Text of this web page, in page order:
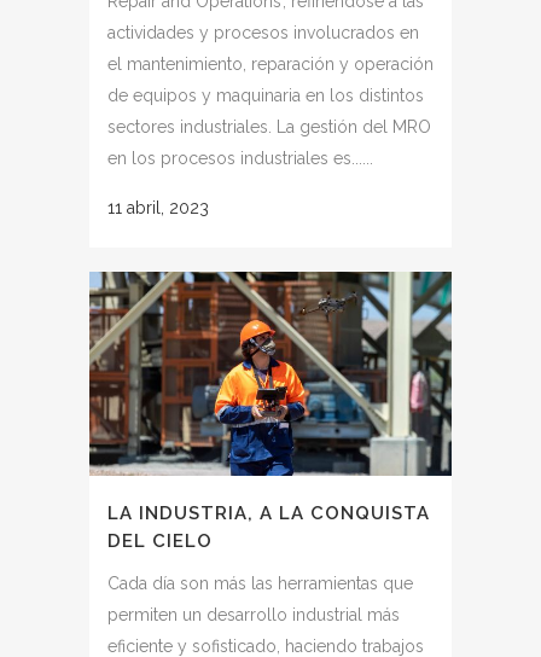
actividades y procesos involucrados en
el mantenimiento, reparación y operación
de equipos y maquinaria en los distintos
sectores industriales. La gestión del MRO
en los procesos industriales es......
11 abril, 2023
LA INDUSTRIA, A LA CONQUISTA
DEL CIELO
Cada día son más las herramientas que
permiten un desarrollo industrial más
eficiente y sofisticado, haciendo trabajos